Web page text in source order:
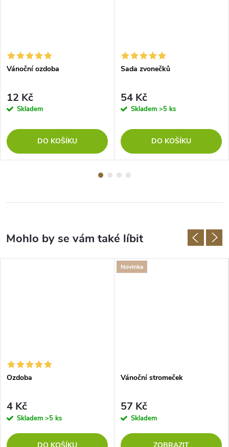
Vánoční ozdoba
12 Kč
Skladem
DO KOŠÍKU
Sada zvonečků
54 Kč
Skladem >5 ks
DO KOŠÍKU
Ozdoba
4 Kč
Skladem >5 ks
DO KOŠÍKU
Novinka
Vánoční stromeček
57 Kč
Skladem
ZOBRAZIT